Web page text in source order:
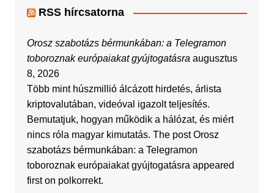
RSS hírcsatorna
Orosz szabotázs bérmunkában: a Telegramon
toboroznak európaiakat gyújtogatásra augusztus
8, 2026
Több mint húszmillió álcázott hirdetés, árlista
kriptovalutában, videóval igazolt teljesítés.
Bemutatjuk, hogyan működik a hálózat, és miért
nincs róla magyar kimutatás. The post Orosz
szabotázs bérmunkában: a Telegramon
toboroznak európaiakat gyújtogatásra appeared
first on polkorrekt.